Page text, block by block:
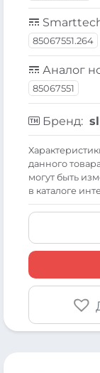
85067551.264
Аналог
85067551
Бренд:
данного
могут быть
в каталоге